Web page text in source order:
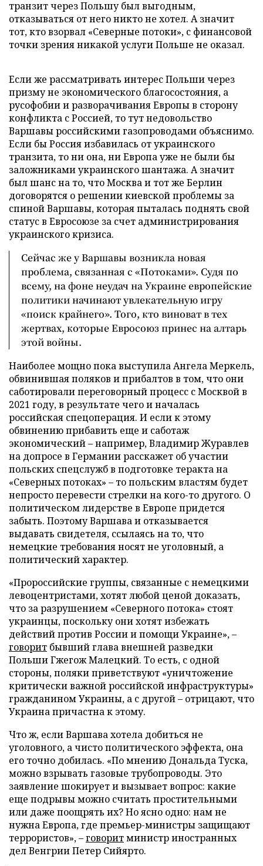
транзит через Польшу был выгодным,
отказываться от него никто не хотел. А значит
тот, кто взорвал «Северные потоки», с финансовой
точки зрения никакой услуги Польше не оказал.
Если же рассматривать интерес Польши через
призму не экономического благосостояния, а
русофобии и разворачивания Европы в сторону
конфликта с Россией, то тут недовольство
Варшавы российскими газопроводами объяснимо.
Если бы Россия избавилась от украинского
транзита, то ни она, ни Европа уже не были бы
заложниками украинского шантажа. А значит
был шанс на то, что Москва и тот же Берлин
договорятся о решении киевской проблемы за
спиной Варшавы, которая пыталась поднять свой
статус в Евросоюзе за счет администрирования
украинского кризиса.
Сейчас же у Варшавы возникла новая
проблема, связанная с «Потоками». Судя по
всему, на фоне неудач на Украине европейские
политики начинают увлекательную игру
«поиск крайнего». Того, кто виноват в тех
жертвах, которые Евросоюз принес на алтарь
этой войны.
Наиболее мощно пока выступила Ангела Меркель,
обвинившая поляков и прибалтов в том, что они
саботировали переговорный процесс с Москвой в
2021 году, в результате чего и началась
российская спецоперация. И если к этому
обвинению прибавить еще и саботаж
экономический – например, Владимир Журавлев
на допросе в Германии расскажет об участии
польских спецслужб в подготовке теракта на
«Северных потоках» – то польским властям будет
непросто перевести стрелки на кого-то другого. О
политическом лидерстве в Европе придется
забыть. Поэтому Варшава и отказывается
выдавать свидетеля, ссылаясь на то, что
немецкие требования носят не уголовный, а
политический характер.
«Пророссийские группы, связанные с немецкими
левоцентристами, хотят любой ценой доказать,
что за разрушением «Северного потока» стоят
украинцы, поскольку они хотят избежать
действий против России и помощи Украине», –
говорит бывший глава внешней разведки
Польши Гжегож Малецкий. То есть, с одной
стороны, поляки приветствуют «уничтожение
критически важной российской инфраструктуры»
гражданином Украины, а с другой – отрицают, что
Украина причастна к этому.
Что ж, если Варшава хотела добиться не
уголовного, а чисто политического эффекта, она
его точно добилась. «По мнению Дональда Туска,
можно взрывать газовые трубопроводы. Это
заявление шокирует и вызывает вопрос: какие
еще подрывы можно считать простительными
или даже поощрять их? Но ясно одно: нам не
нужна Европа, где премьер-министры защищают
террористов», –говоритминистр иностранных
дел Венгрии Петер Сийярто.